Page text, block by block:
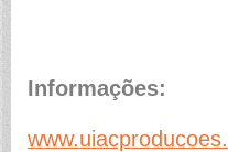
Informações: